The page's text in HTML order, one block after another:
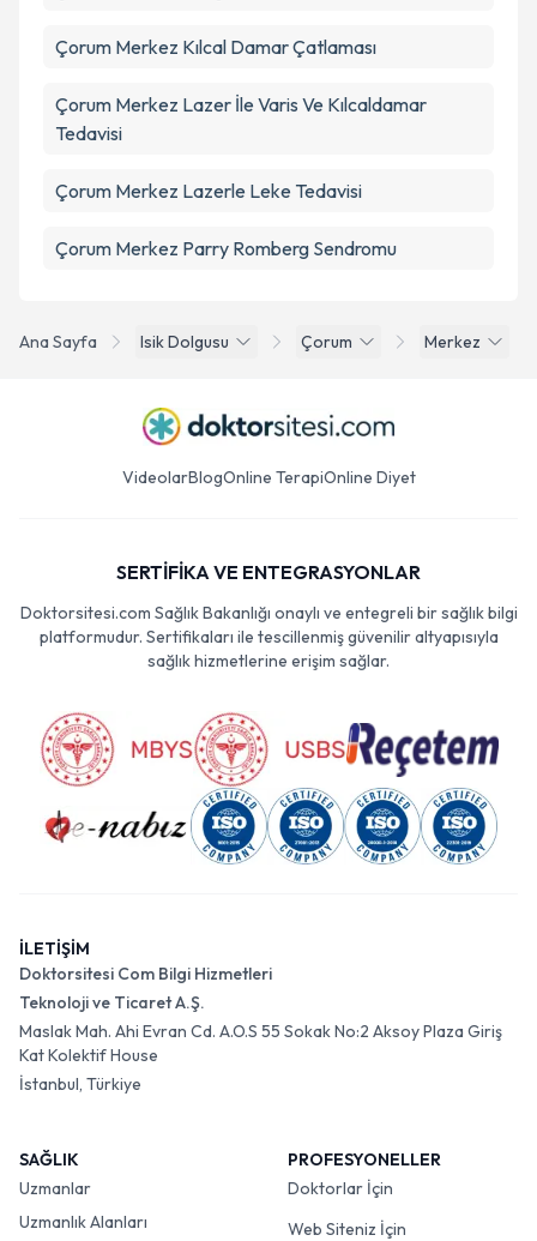
Ana Sayfa Isik Dolgusu Çorum Merkez
Çorum Merkez Kılcal Damar Çatlaması
Çorum Merkez Lazer İle Varis Ve Kılcaldamar
Tedavisi
Çorum Merkez Lazerle Leke Tedavisi
Çorum Merkez Parry Romberg Sendromu
VideolarBlogOnline TerapiOnline Diyet
SERTİFİKA VE ENTEGRASYONLAR
Doktorsitesi.com Sağlık Bakanlığı onaylı ve entegreli bir sağlık bilgi
platformudur. Sertifikaları ile tescillenmiş güvenilir altyapısıyla
sağlık hizmetlerine erişim sağlar.
İLETİŞİM
Doktorsitesi Com Bilgi Hizmetleri
Teknoloji ve Ticaret A.Ş.
Maslak Mah. Ahi Evran Cd. A.O.S 55 Sokak No:2 Aksoy Plaza Giriş
Kat Kolektif House
İstanbul, Türkiye
SAĞLIK
Uzmanlar
Uzmanlık Alanları
PROFESYONELLER
Doktorlar İçin
Web Siteniz İçin